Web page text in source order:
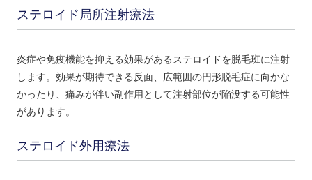
ステロイド局所注射療法
炎症や免疫機能を抑える効果があるステロイドを脱毛班に注射
します。効果が期待できる反面、広範囲の円形脱毛症に向かな
かったり、痛みが伴い副作用として注射部位が陥没する可能性
があります。
ステロイド外用療法